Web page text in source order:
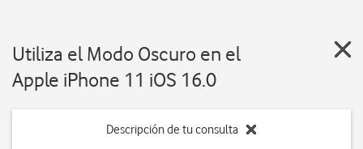
Utiliza el Modo Oscuro en el
Apple iPhone 11 iOS 16.0
Descripción de tu consulta